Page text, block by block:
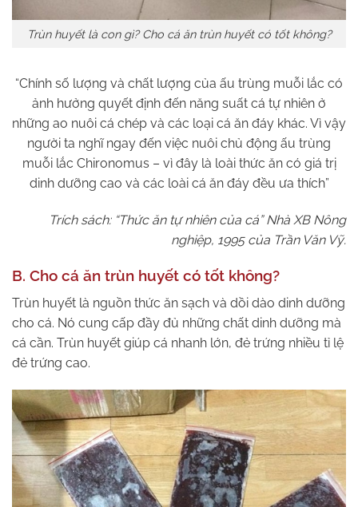
Trùn huyết là con gì? Cho cá ăn trùn huyết có tốt không?
“Chính số lượng và chất lượng của ấu trùng muỗi lắc có
ảnh hưởng quyết định đến năng suất cá tự nhiên ở
những ao nuôi cá chép và các loại cá ăn đáy khác. Vì vậy
người ta nghĩ ngay đến việc nuôi chủ động ấu trùng
muỗi lắc Chironomus – vì đây là loài thức ăn có giá trị
dinh dưỡng cao và các loài cá ăn đáy đều ưa thích”
Trích sách: “Thức ăn tự nhiên của cá” Nhà XB Nông
nghiệp, 1995 của Trần Văn Vỹ.
B. Cho cá ăn trùn huyết có tốt không?
Trùn huyết là nguồn thức ăn sạch và dồi dào dinh dưỡng
cho cá. Nó cung cấp đầy đủ những chất dinh dưỡng mà
cá cần. Trùn huyết giúp cá nhanh lớn, đẻ trứng nhiều tỉ lệ
đẻ trứng cao.